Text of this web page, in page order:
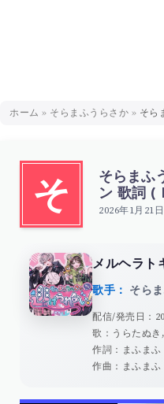
ホーム » そらまふうらさか »
そ
そらまふ
ン 歌詞 (
2026年1月21日
メルヘラト
歌手： そら
配信/発売日：
歌：うらたぬき
作詞：まふまふ
作曲：まふまふ